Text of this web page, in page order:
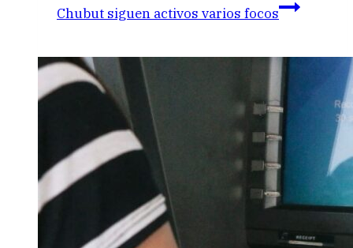
Chubut siguen activos varios focos